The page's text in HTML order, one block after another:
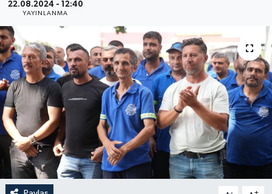
22.08.2024 - 12:40
YAYINLANMA
Resmi İlan
Sağlık & Yaşam
Siyaset
Spor